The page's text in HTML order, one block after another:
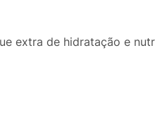
extra de hidratação e